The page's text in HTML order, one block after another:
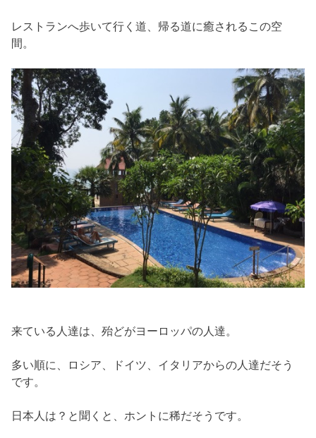
レストランへ歩いて行く道、帰る道に癒されるこの空
間。
来ている人達は、殆どがヨーロッパの人達。
多い順に、ロシア、ドイツ、イタリアからの人達だそう
です。
日本人は？と聞くと、ホントに稀だそうです。